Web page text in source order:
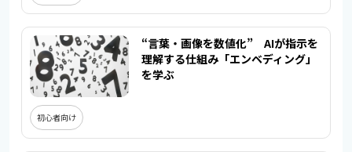
“言葉・画像を数値化” AIが指示を
理解する仕組み「エンベディング」
を学ぶ
初心者向け